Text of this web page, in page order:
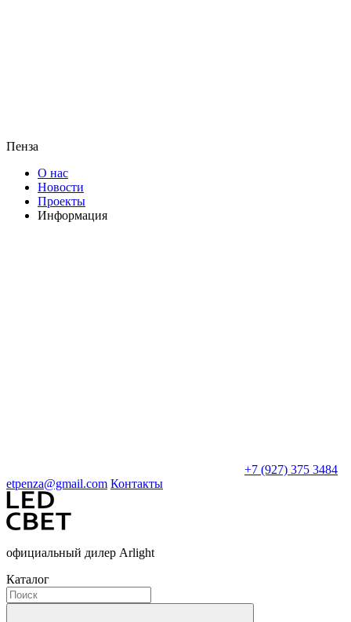
Пенза
О нас
Новости
Проекты
Информация
+7 (927) 375 3484
etpenza@gmail.com Контакты
официальный дилер Arlight
Каталог